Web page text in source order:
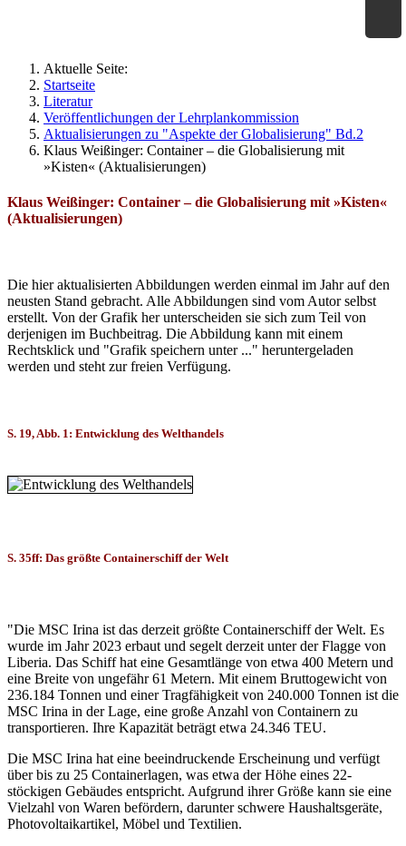
Aktuelle Seite:
Startseite
Literatur
Veröffentlichungen der Lehrplankommission
Aktualisierungen zu "Aspekte der Globalisierung" Bd.2
Klaus Weißinger: Container – die Globalisierung mit
»Kisten« (Aktualisierungen)
Klaus Weißinger: Container – die Globalisierung mit »Kisten«
(Aktualisierungen)
Die hier aktualisierten Abbildungen werden einmal im Jahr auf den
neusten Stand gebracht. Alle Abbildungen sind vom Autor selbst
erstellt. Von der Grafik her unterscheiden sie sich zum Teil von
derjenigen im Buchbeitrag. Die Abbildung kann mit einem
Rechtsklick und "Grafik speichern unter ..." heruntergeladen
werden und steht zur freien Verfügung.
S. 19, Abb. 1: Entwicklung des Welthandels
S. 35ff: Das größte Containerschiff der Welt
"Die MSC Irina ist das derzeit größte Containerschiff der Welt. Es
wurde im Jahr 2023 erbaut und segelt derzeit unter der Flagge von
Liberia. Das Schiff hat eine Gesamtlänge von etwa 400 Metern und
eine Breite von ungefähr 61 Metern. Mit einem Bruttogewicht von
236.184 Tonnen und einer Tragfähigkeit von 240.000 Tonnen ist die
MSC Irina in der Lage, eine große Anzahl von Containern zu
transportieren. Ihre Kapazität beträgt etwa 24.346 TEU.
Die MSC Irina hat eine beeindruckende Erscheinung und verfügt
über bis zu 25 Containerlagen, was etwa der Höhe eines 22-
stöckigen Gebäudes entspricht. Aufgrund ihrer Größe kann sie eine
Vielzahl von Waren befördern, darunter schwere Haushaltsgeräte,
Photovoltaikartikel, Möbel und Textilien.